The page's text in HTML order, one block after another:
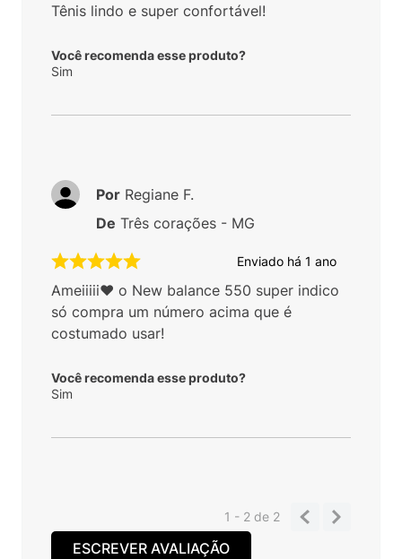
Tênis lindo e super confortável!
Você recomenda esse produto?
Sim
Enviado há 1 ano
Ameiiiii❤️ o New balance 550 super indico
só compra um número acima que é
costumado usar!
Você recomenda esse produto?
Sim
Por Regiane F.
De Três corações - MG
1 - 2de 2
ESCREVER AVALIAÇÃO